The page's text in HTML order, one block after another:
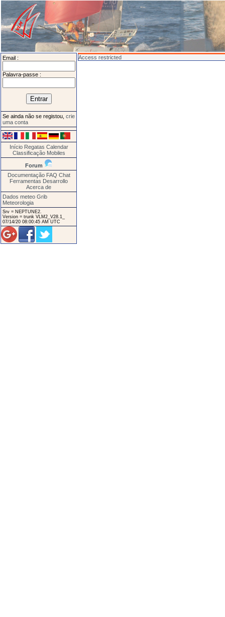
Email :
Palavra-passe :
Se ainda não se registou, crie
uma conta
Início Regatas Calendar
Classificação Mobiles
Forum
Documentação FAQ Chat
Ferramentas Desarrollo
Acerca de
Dados meteo Grib
Meteorologia
Srv = NEPTUNE2.
Version = trunk VLM2_V28.1_
07/14/20 08:00:45 AM UTC
Access restricted